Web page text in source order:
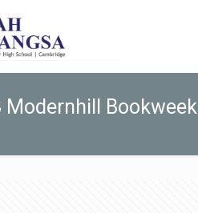
Modernhill Bookweek